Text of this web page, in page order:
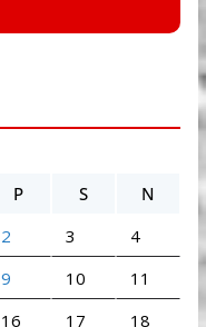
P S
N
2 3
4
9 10
11
16 17
18